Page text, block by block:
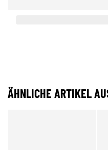
ÄHNLICHE ARTIKEL